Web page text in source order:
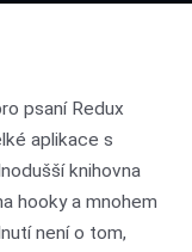
psaní Redux
aplikace s
knihovna
hooky a mnohem
není o tom,